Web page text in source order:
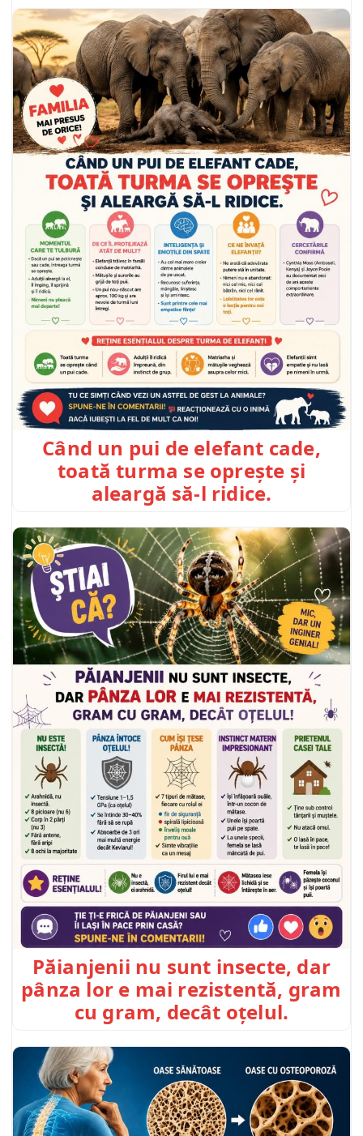
Când un pui de elefant cade,
toată turma se oprește și
aleargă să-l ridice.
Păianjenii nu sunt insecte, dar
pânza lor e mai rezistentă, gram
cu gram, decât oțelul.